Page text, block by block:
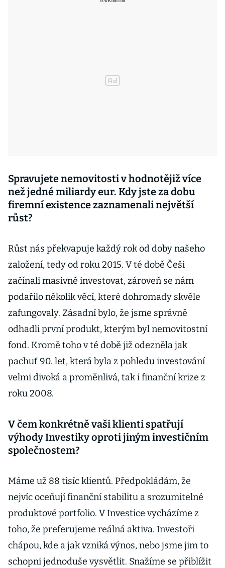
Spravujete nemovitosti v hodnotějiž více
než jedné miliardy eur. Kdy jste za dobu
firemní existence zaznamenali největší
růst?
Růst nás překvapuje každý rok od doby našeho
založení, tedy od roku 2015. V té době Češi
začínali masivně investovat, zároveň se nám
podařilo několik věcí, které dohromady skvěle
zafungovaly. Zásadní bylo, že jsme správně
odhadli první produkt, kterým byl nemovitostní
fond. Kromě toho v té době již odezněla jak
pachuť 90. let, která byla z pohledu investování
velmi divoká a proměnlivá, tak i finanční krize z
roku 2008.
V čem konkrétně vaši klienti spatřují
výhody Investiky oproti jiným investičním
společnostem?
Máme už 88 tisíc klientů. Předpokládám, že
nejvíc oceňují finanční stabilitu a srozumitelné
produktové portfolio. V Investice vycházíme z
toho, že preferujeme reálná aktiva. Investoři
chápou, kde a jak vzniká výnos, nebo jsme jim to
schopni jednoduše vysvětlit. Snažíme se přiblížit